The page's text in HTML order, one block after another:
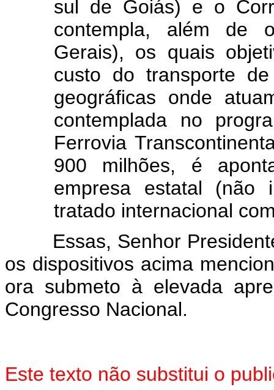
sul de Goiás) e o
contempla, além de
Gerais), os quais
custo do transporte
geográficas onde
contemplada no
Ferrovia
900 milhões, é
empresa estatal (não
tratado internacional
Essas, Senhor
os dispositivos acima
ora submeto à elevada
Congresso Nacional.
Este texto não substitui o